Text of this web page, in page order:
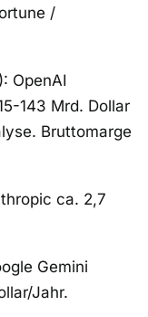
/
OpenAI
143 Mrd. Dollar
Bruttomarge
ca. 2,7
Gemini
Jahr.